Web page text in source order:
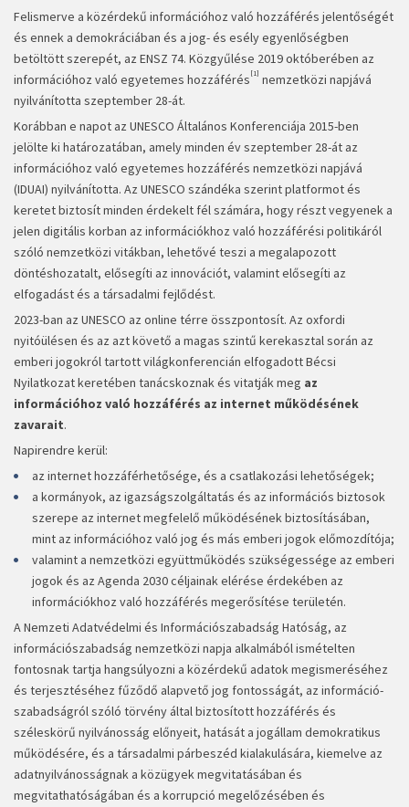
Felismerve a közérdekű információhoz való hozzáférés jelentőségét
és ennek a demokráciában és a jog- és esély egyenlőségben
betöltött szerepét, az ENSZ 74. Közgyűlése 2019 októberében az
információhoz való egyetemes hozzáférés [1] nemzetközi napjává
nyilvánította szeptember 28-át.
Korábban e napot az UNESCO Általános Konferenciája 2015-ben
jelölte ki határozatában, amely minden év szeptember 28-át az
információhoz való egyetemes hozzáférés nemzetközi napjává
(IDUAI) nyilvánította. Az UNESCO szándéka szerint platformot és
keretet biztosít minden érdekelt fél számára, hogy részt vegyenek a
jelen digitális korban az információkhoz való hozzáférési politikáról
szóló nemzetközi vitákban, lehetővé teszi a megalapozott
döntéshozatalt, elősegíti az innovációt, valamint elősegíti az
elfogadást és a társadalmi fejlődést.
2023-ban az UNESCO az online térre összpontosít. Az oxfordi
nyitóülésen és az azt követő a magas szintű kerekasztal során az
emberi jogokról tartott világkonferencián elfogadott Bécsi
Nyilatkozat keretében tanácskoznak és vitatják meg az
információhoz való hozzáférés az internet működésének
zavarait.
Napirendre kerül:
az internet hozzáférhetősége, és a csatlakozási lehetőségek;
a kormányok, az igazságszolgáltatás és az információs biztosok
szerepe az internet megfelelő működésének biztosításában,
mint az információhoz való jog és más emberi jogok előmozdítója;
valamint a nemzetközi együttműködés szükségessége az emberi
jogok és az Agenda 2030 céljainak elérése érdekében az
információkhoz való hozzáférés megerősítése területén.
A Nemzeti Adatvédelmi és Információszabadság Hatóság, az
információszabadság nemzetközi napja alkalmából ismételten
fontosnak tartja hangsúlyozni a közérdekű adatok megismeréséhez
és terjesztéséhez fűződő alapvető jog fontosságát, az információ­
szabadságról szóló törvény által biztosított hozzáférés és
széleskörű nyilvánosság előnyeit, hatását a jogállam demokratikus
működésére, és a társadalmi párbeszéd kialakulására, kiemelve az
adatnyilvánosságnak a közügyek megvitatásában és
megvitathatóságában és a korrupció megelőzésében és